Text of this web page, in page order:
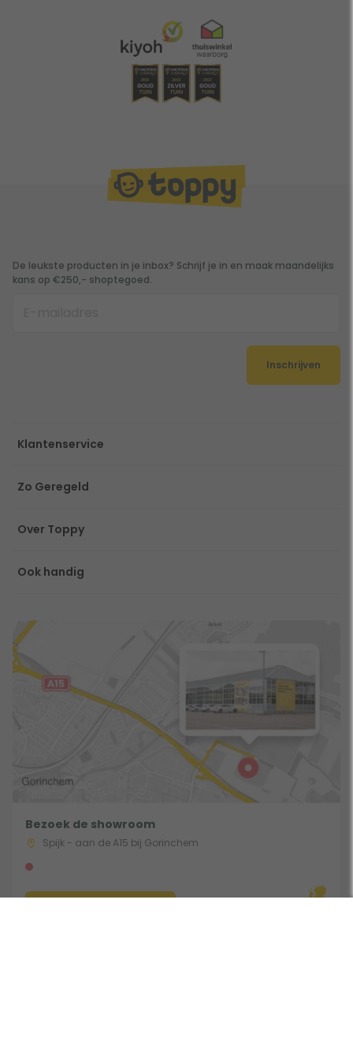
De leukste producten in je inbox? Schrijf je in en maak maandelijks
kans op €250,- shoptegoed.
Inschrijven
Klantenservice
Zo Geregeld
Over Toppy
Ook handig
Bezoek de showroom
Spijk - aan de A15 bij Gorinchem